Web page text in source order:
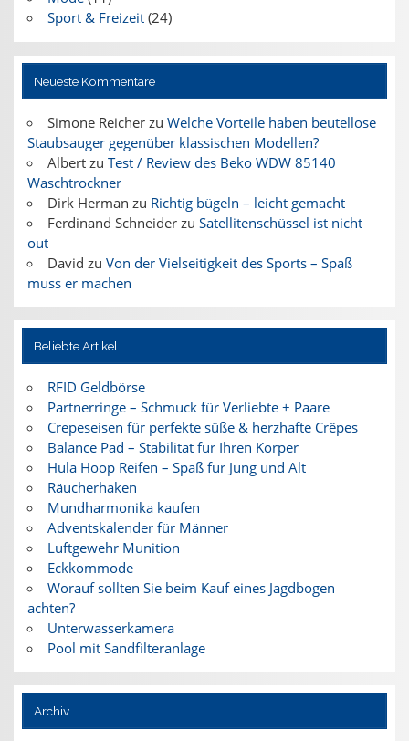
Sport & Freizeit(24)
Neueste Kommentare
Simone Reicherzu Welche Vorteile haben beutellose
Staubsauger gegenüber klassischen Modellen?
Albertzu Test / Review des Beko WDW 85140
Waschtrockner
Dirk Herman zu Richtig bügeln – leicht gemacht
Ferdinand Schneiderzu Satellitenschüssel ist nicht
out
David zu Von der Vielseitigkeit des Sports – Spaß
muss er machen
Beliebte Artikel
RFID Geldbörse
Partnerringe – Schmuck für Verliebte + Paare
Crepeseisen für perfekte süße & herzhafte Crêpes
Balance Pad – Stabilität für Ihren Körper
Hula Hoop Reifen – Spaß für Jung und Alt
Räucherhaken
Mundharmonika kaufen
Adventskalender für Männer
Luftgewehr Munition
Eckkommode
Worauf sollten Sie beim Kauf eines Jagdbogen
achten?
Unterwasserkamera
Pool mit Sandfilteranlage
Archiv